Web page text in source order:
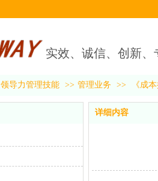
实效、诚信、创新、
领导力管理技能 >> 管理业务 >> 《成
详细内容